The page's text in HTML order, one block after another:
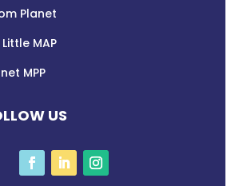
Planet
Little MAP
MPP
US